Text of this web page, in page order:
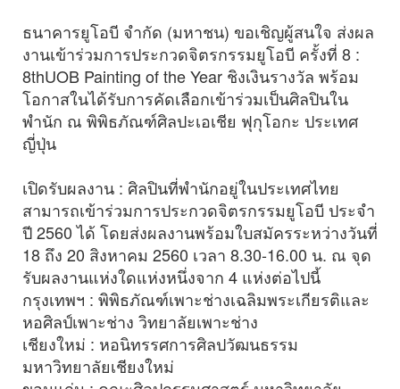
ธนาคารยูโอบี จำกัด (มหาชน) ขอเชิญผู้สนใจ ส่งผล
งานเข้าร่วมการประกวดจิตรกรรมยูโอบี ครั้งที่ 8 :
8thUOB Painting of the Year ชิงเงินรางวัล พร้อม
โอกาสในได้รับการคัดเลือกเข้าร่วมเป็นศิลปินใน
พำนัก ณ พิพิธภัณฑ์ศิลปะเอเชีย ฟุกุโอกะ ประเทศ
ญี่ปุ่น
เปิดรับผลงาน : ศิลปินที่พำนักอยู่ในประเทศไทย
สามารถเข้าร่วมการประกวดจิตรกรรมยูโอบี ประจำ
ปี 2560 ได้ โดยส่งผลงานพร้อมใบสมัครระหว่างวันที่
18 ถึง 20 สิงหาคม 2560 เวลา 8.30-16.00 น. ณ จุด
รับผลงานแห่งใดแห่งหนึ่งจาก 4 แห่งต่อไปนี้
กรุงเทพฯ : พิพิธภัณฑ์เพาะช่างเฉลิมพระเกียรติและ
หอศิลป์เพาะช่าง วิทยาลัยเพาะช่าง
เชียงใหม่ : หอนิทรรศการศิลปวัฒนธรรม
มหาวิทยาลัยเชียงใหม่